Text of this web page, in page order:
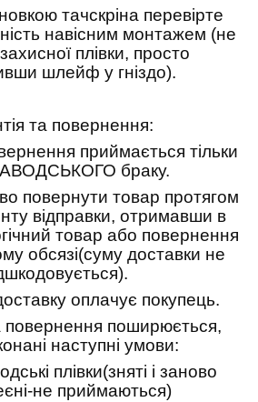
тачскріна перевірте
навісним монтажем (не
плівки, просто
шлейф у гніздо).
та повернення:
приймається тільки
браку.
повернути товар протягом
відправки, отримавши в
товар або повернення
обсязі(суму доставки не
оплачує покупець.
повернення поширюється,
наступні умови:
плівки(зняті і заново
не приймаються)